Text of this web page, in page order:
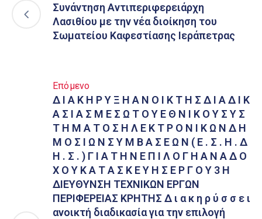
Συνάντηση Αντιπεριφερειάρχη
Λασιθίου με την νέα διοίκηση του
Σωματείου Καφεστίασης Ιεράπετρας
Επόμενο
Δ Ι Α Κ Η Ρ Υ Ξ Η Α Ν Ο Ι Κ Τ Η Σ Δ Ι Α Δ Ι Κ
Α Σ Ι Α Σ Μ Ε Σ Ω Τ Ο Υ Ε Θ Ν Ι Κ Ο Υ Σ Υ Σ
Τ Η Μ Α Τ Ο Σ Η Λ Ε Κ Τ Ρ Ο Ν Ι Κ Ω Ν Δ Η
Μ Ο Σ Ι Ω Ν Σ Υ Μ Β Α Σ Ε Ω Ν ( Ε . Σ . Η . Δ
Η . Σ . ) Γ Ι Α Τ Η Ν Ε Π Ι Λ Ο Γ Η Α Ν Α Δ Ο
Χ Ο Υ Κ Α Τ Α Σ Κ Ε Υ Η Σ Ε Ρ Γ Ο Υ 3 Η
ΔΙΕΥΘΥΝΣΗ ΤΕΧΝΙΚΩΝ ΕΡΓΩΝ
ΠΕΡΙΦΕΡΕΙΑΣ ΚΡΗΤΗΣ Δ ι α κ η ρ ύ σ σ ε ι
ανοικτή διαδικασία για την επιλογή